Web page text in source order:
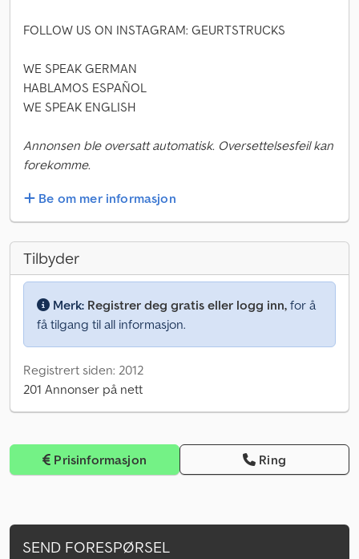
FOLLOW US ON INSTAGRAM: GEURTSTRUCKS
WE SPEAK GERMAN
HABLAMOS ESPAÑOL
WE SPEAK ENGLISH
Annonsen ble oversatt automatisk. Oversettelsesfeil kan
forekomme.
Be om mer informasjon
Tilbyder
Merk: Registrer deg gratis eller logg inn, for å
få tilgang til all informasjon.
Registrert siden: 2012
201 Annonser på nett
Prisinformasjon Ring
SEND FORESPØRSEL